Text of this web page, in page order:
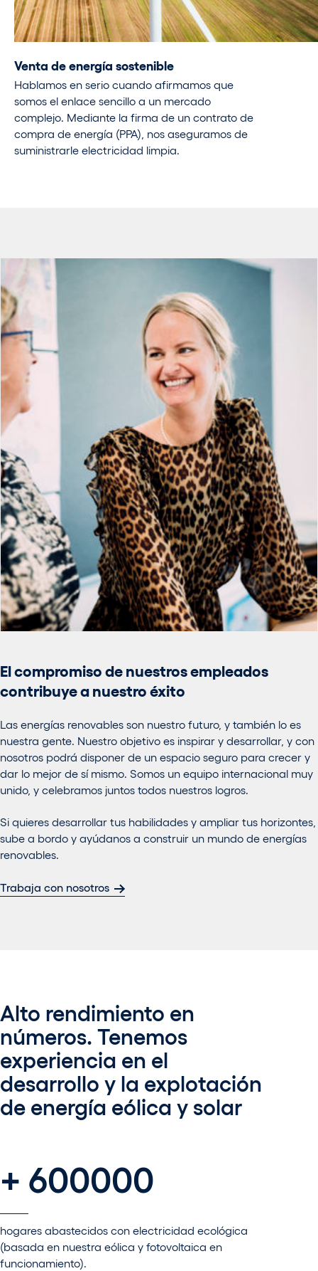
Venta de energía sostenible
Hablamos en serio cuando afirmamos que
somos el enlace sencillo a un mercado
complejo. Mediante la firma de un contrato de
compra de energía (PPA), nos aseguramos de
suministrarle electricidad limpia.
El compromiso de nuestros empleados
contribuye a nuestro éxito
Las energías renovables son nuestro futuro, y también lo es
nuestra gente. Nuestro objetivo es inspirar y desarrollar, y con
nosotros podrá disponer de un espacio seguro para crecer y
dar lo mejor de sí mismo. Somos un equipo internacional muy
unido, y celebramos juntos todos nuestros logros.
Si quieres desarrollar tus habilidades y ampliar tus horizontes,
sube a bordo y ayúdanos a construir un mundo de energías
renovables.
Trabaja con nosotros
Alto rendimiento en
números. Tenemos
experiencia en el
desarrollo y la explotación
de energía eólica y solar
+ 600000
hogares abastecidos con electricidad ecológica
(basada en nuestra eólica y fotovoltaica en
funcionamiento).